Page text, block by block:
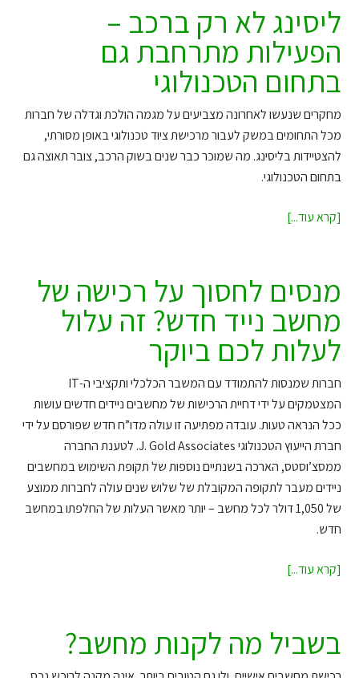
בהכנסות
בליסינג
לציוד
מחשוב
ליסינג לא רק ברכב –
הפעילות מתרחבת גם
בתחום הטכנולוגי
מחקרים שנעשו לאחרונה מצביעים על מגמה הולכת וגדלה של חברות
מכל התחומים במשק לעבור מרכישת ציוד טכנולוגי באופן מסורתי,
להצטיידות בליסינג. מה שמוכר כבר שנים בשוק הרכב, צובר תאוצה גם
בתחום הטכנולוגי.
[קרא עוד...]
–
הפעילות
מתרחבת
גם
בתחום
הטכנולוגי
מנסים לחסוך על רכישה של
מחשב נייד חדש? זה עלול
לעלות לכם ביוקר
חברות שמנסות להתמודד עם המשבר הכלכלי ותקציבי ה-IT
המצטמקים על ידי דחיית הרכישות של מחשבים ניידים חדשים עושות
ככל הנראה טעות. עובדה מפתיעה זו עולה מדו”ח חדש שפורסם על ידי
חברת הייעוץ הטכנולוגי J. Gold Associates. לטענת החברה
ממסצ’וסטס, הארכה בשנתיים נוספות של תקופת השימוש במחשבים
ניידים מעבר לתקופה המקובלת של שלוש שנים עולה לחברות ממוצע
של 1,050 דולר לכל מחשב – יותר מאשר העלות של החלפתו במחשב
חדש.
[קרא עוד...]
רכישה
של
מחשב
בשביל מה לקנות מחשב?